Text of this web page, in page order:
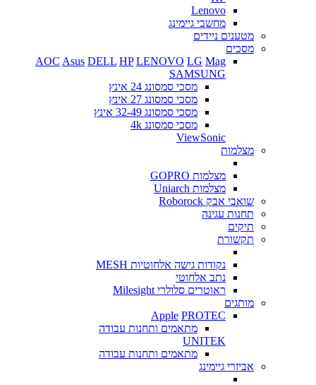
Lenovo
מחשבי גיימינג
מטענים ניידים
מסכים
AOC Asus DELL HP LENOVO LG Mag
SAMSUNG
מסכי סמסונג 24 אינץ
מסכי סמסונג 27 אינץ
מסכי סמסונג 32-49 אינץ
מסכי סמסונג 4k
ViewSonic
מצלמות
מצלמות GOPRO
מצלמות Uniarch
שואבי אבק Roborock
תחנות עגינה
תיקים
תקשורת
נקודות גישה אלחוטיות MESH
נתב אלחוטי
ראוטרים סלולרי Milesight
מותגים
Apple PROTEC
מתאמים ותחנות עבודה
UNITEK
מתאמים ותחנות עבודה
אביזרי גיימינג